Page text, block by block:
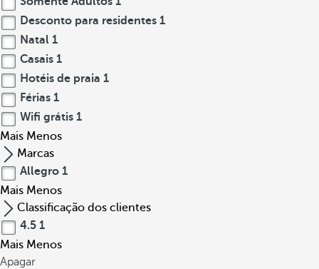
Desconto para residentes 1
Natal 1
Casais 1
Hotéis de praia 1
Férias 1
Wifi grátis 1
Mais Menos
Marcas
Allegro 1
Mais Menos
Classificação dos clientes
4.5 1
Mais Menos
Apagar